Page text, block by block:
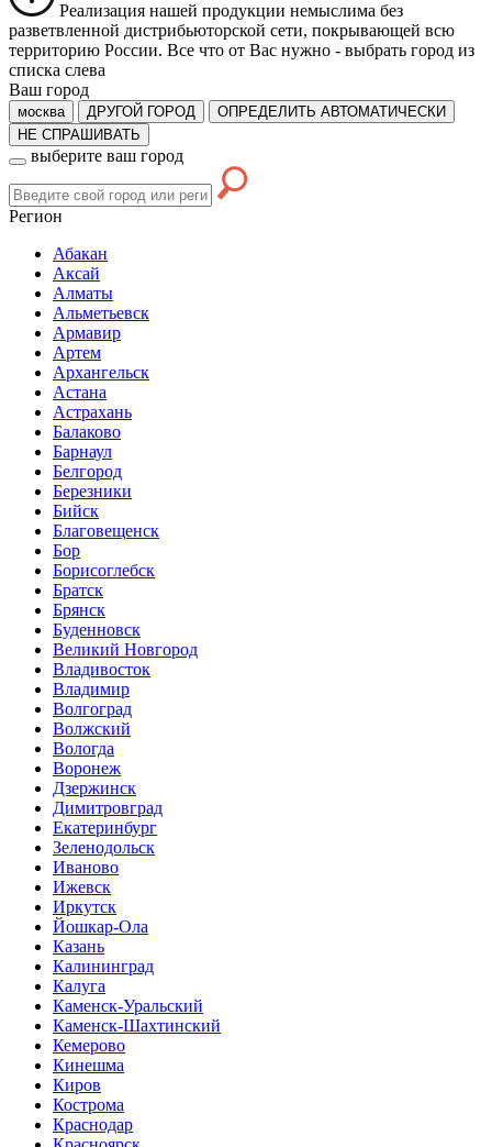
Реализация нашей продукции немыслима без
разветвленной дистрибьюторской сети, покрывающей всю
территорию России. Все что от Вас нужно - выбрать город из
списка слева
Ваш город
москва ДРУГОЙ ГОРОД
ОПРЕДЕЛИТЬ АВТОМАТИЧЕСКИ
НЕ СПРАШИВАТЬ
выберите ваш город
Регион
Абакан
Аксай
Алматы
Альметьевск
Армавир
Артем
Архангельск
Астана
Астрахань
Балаково
Барнаул
Белгород
Березники
Бийск
Благовещенск
Бор
Борисоглебск
Братск
Брянск
Буденновск
Великий Новгород
Владивосток
Владимир
Волгоград
Волжский
Вологда
Воронеж
Дзержинск
Димитровград
Екатеринбург
Зеленодольск
Иваново
Ижевск
Иркутск
Йошкар-Ола
Казань
Калининград
Калуга
Каменск-Уральский
Каменск-Шахтинский
Кемерово
Кинешма
Киров
Кострома
Краснодар